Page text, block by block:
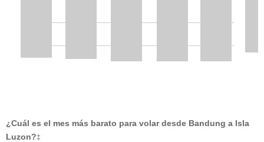
¿Cuál es el mes más barato para volar desde Bandung a Isla
Luzon?‡